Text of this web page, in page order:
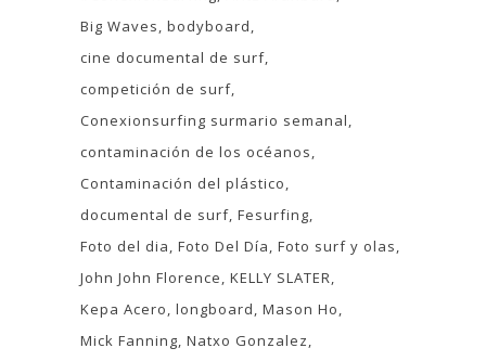
Big Waves bodyboard
cine documental de surf
competición de surf
Conexionsurfing surmario semanal
contaminación de los océanos
Contaminación del plástico
documental de surf Fesurfing
Foto del dia Foto Del Día Foto surf y olas
John John Florence KELLY SLATER
Kepa Acero longboard Mason Ho
Mick Fanning Natxo Gonzalez